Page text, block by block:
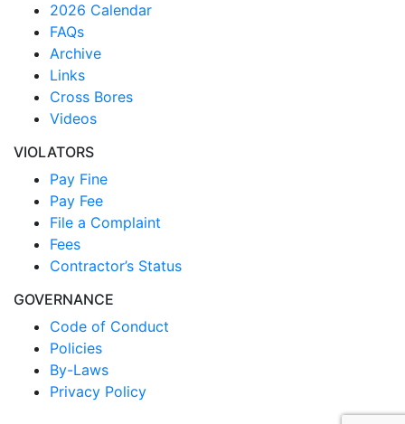
2026 Calendar
FAQs
Archive
Links
Cross Bores
Videos
VIOLATORS
Pay Fine
Pay Fee
File a Complaint
Fees
Contractor’s Status
GOVERNANCE
Code of Conduct
Policies
By-Laws
Privacy Policy